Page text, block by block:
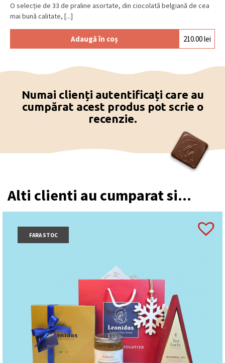
O selecție de 33 de praline asortate, din ciocolată belgiană de cea
mai bună calitate, [...]
Adaugă în coș 210.00lei
Numai clienți autentificați care au
cumpărat acest produs pot scrie o
recenzie.
Alti clienti au cumparat si...
FARA STOC